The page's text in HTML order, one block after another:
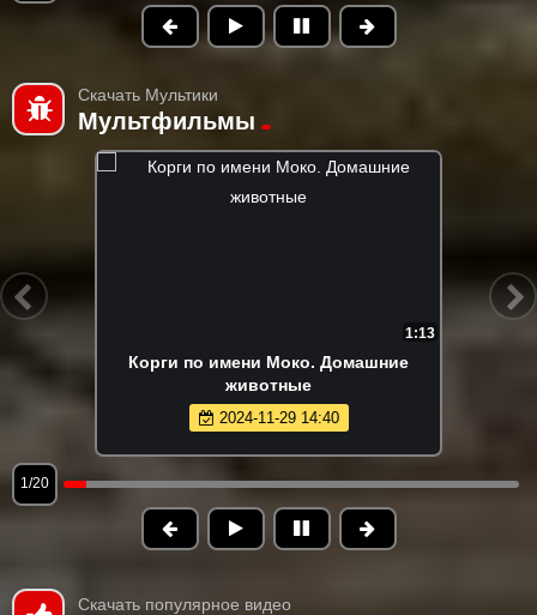
Скачать Мультики
Мультфильмы
1:13
Корги по имени Моко. Домашние
животные
2024-11-29 14:40
1/20
Скачать популярное видео